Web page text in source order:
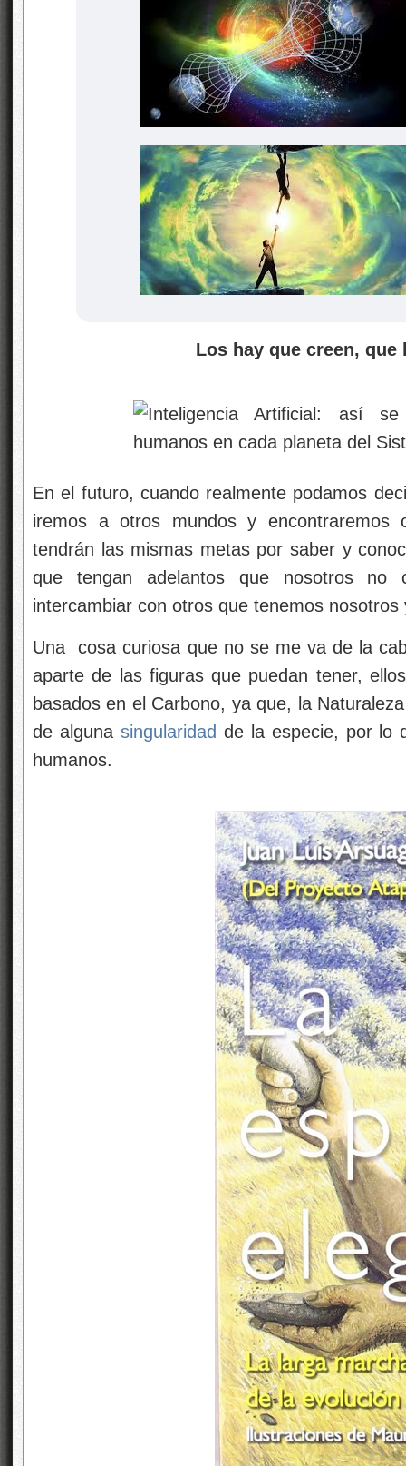
Los hay que creen, que
En el futuro, cuando realmente podamos
iremos a otros mundos y encontraremos
tendrán las mismas metas por saber y
que tengan adelantos que nosotros no
intercambiar con otros que tenemos nosotros
Una cosa curiosa que no se me va de la
aparte de las figuras que puedan tener,
basados en el Carbono, ya que, la
de alguna singularidad de la especie, por lo
humanos.